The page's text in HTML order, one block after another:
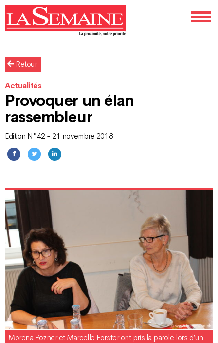
Retour
Actualités
Provoquer un élan
rassembleur
Edition N°42 - 21 novembre 2018
Morena Pozner et Marcelle Forster ont pris la parole lors d’un